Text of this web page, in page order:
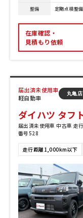
整備
定期点検整
在庫確認・
見積もり依頼
届出済未使用車
軽自動車
丸亀店
ダイハツ タフ
届出済未使用車 中古車 走
番号528
走行距離1,000km以下